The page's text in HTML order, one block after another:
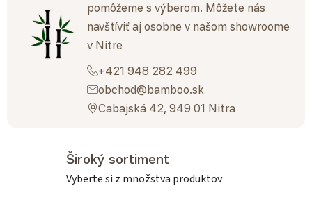
pomôžeme s výberom. Môžete nás
navštíviť aj osobne v našom showroome
v Nitre
+421 948 282 499
obchod@bamboo.sk
Cabajská 42, 949 01 Nitra
Široký sortiment
Vyberte si z množstva produktov